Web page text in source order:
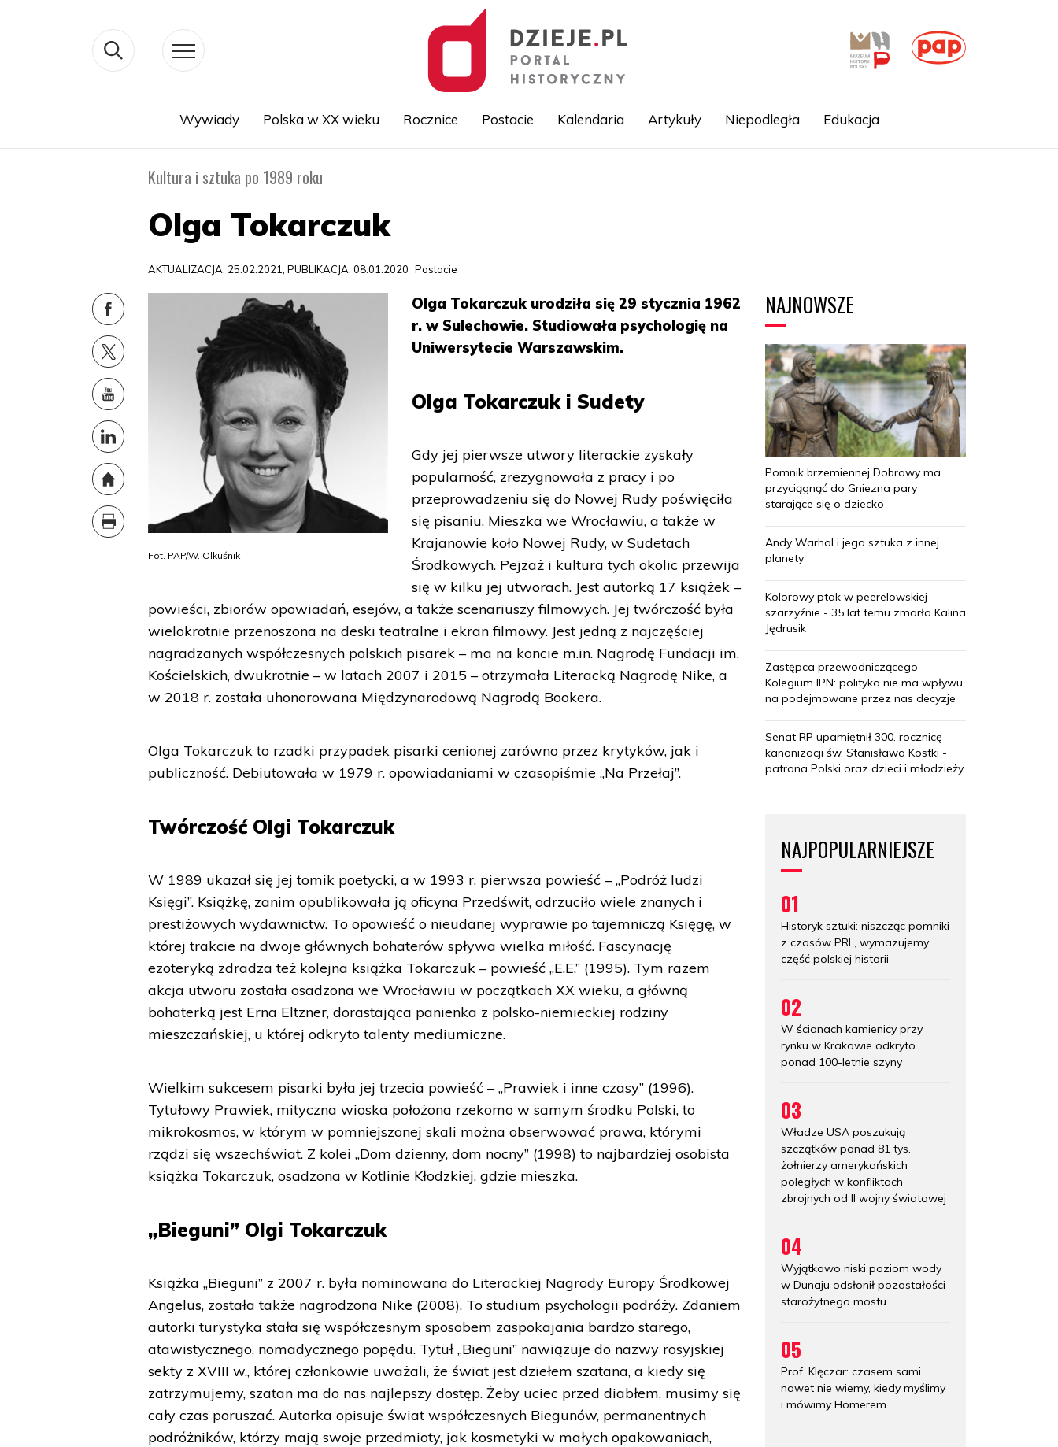
Wywiady Polska w XX wieku Rocznice Postacie Kalendaria Artykuły Niepodległa Edukacja
Kultura i sztuka po 1989 roku
Olga Tokarczuk
AKTUALIZACJA: 25.02.2021, PUBLIKACJA: 08.01.2020 Postacie
Fot. PAP/W. Olkuśnik
Olga Tokarczuk urodziła się 29 stycznia 1962
r. w Sulechowie. Studiowała psychologię na
Uniwersytecie Warszawskim.
Olga Tokarczuk i Sudety
Gdy jej pierwsze utwory literackie zyskały
popularność, zrezygnowała z pracy i po
przeprowadzeniu się do Nowej Rudy poświęciła
się pisaniu. Mieszka we Wrocławiu, a także w
Krajanowie koło Nowej Rudy, w Sudetach
Środkowych. Pejzaż i kultura tych okolic przewija
się w kilku jej utworach. Jest autorką 17 książek –
powieści, zbiorów opowiadań, esejów, a także scenariuszy filmowych. Jej twórczość była
wielokrotnie przenoszona na deski teatralne i ekran filmowy. Jest jedną z najczęściej
nagradzanych współczesnych polskich pisarek – ma na koncie m.in. Nagrodę Fundacji im.
Kościelskich, dwukrotnie – w latach 2007 i 2015 – otrzymała Literacką Nagrodę Nike, a
w 2018 r. została uhonorowana Międzynarodową Nagrodą Bookera.
Olga Tokarczuk to rzadki przypadek pisarki cenionej zarówno przez krytyków, jak i
publiczność. Debiutowała w 1979 r. opowiadaniami w czasopiśmie „Na Przełaj”.
Twórczość Olgi Tokarczuk
W 1989 ukazał się jej tomik poetycki, a w 1993 r. pierwsza powieść – „Podróż ludzi
Księgi”. Książkę, zanim opublikowała ją oficyna Przedświt, odrzuciło wiele znanych i
prestiżowych wydawnictw. To opowieść o nieudanej wyprawie po tajemniczą Księgę, w
której trakcie na dwoje głównych bohaterów spływa wielka miłość. Fascynację
ezoteryką zdradza też kolejna książka Tokarczuk – powieść „E.E.” (1995). Tym razem
akcja utworu została osadzona we Wrocławiu w początkach XX wieku, a główną
bohaterką jest Erna Eltzner, dorastająca panienka z polsko-niemieckiej rodziny
mieszczańskiej, u której odkryto talenty mediumiczne.
Wielkim sukcesem pisarki była jej trzecia powieść – „Prawiek i inne czasy” (1996).
Tytułowy Prawiek, mityczna wioska położona rzekomo w samym środku Polski, to
mikrokosmos, w którym w pomniejszonej skali można obserwować prawa, którymi
rządzi się wszechświat. Z kolei „Dom dzienny, dom nocny” (1998) to najbardziej osobista
książka Tokarczuk, osadzona w Kotlinie Kłodzkiej, gdzie mieszka.
„Bieguni” Olgi Tokarczuk
Książka „Bieguni” z 2007 r. była nominowana do Literackiej Nagrody Europy Środkowej
Angelus, została także nagrodzona Nike (2008). To studium psychologii podróży. Zdaniem
autorki turystyka stała się współczesnym sposobem zaspokajania bardzo starego,
atawistycznego, nomadycznego popędu. Tytuł „Bieguni” nawiązuje do nazwy rosyjskiej
sekty z XVIII w., której członkowie uważali, że świat jest dziełem szatana, a kiedy się
zatrzymujemy, szatan ma do nas najlepszy dostęp. Żeby uciec przed diabłem, musimy się
cały czas poruszać. Autorka opisuje świat współczesnych Biegunów, permanentnych
podróżników, którzy mają swoje przedmioty, jak kosmetyki w małych opakowaniach,
NAJNOWSZE
Pomnik brzemiennej Dobrawy ma
przyciągnąć do Gniezna pary
starające się o dziecko
Andy Warhol i jego sztuka z innej
planety
Kolorowy ptak w peerelowskiej
szarzyźnie - 35 lat temu zmarła Kalina
Jędrusik
Zastępca przewodniczącego
Kolegium IPN: polityka nie ma wpływu
na podejmowane przez nas decyzje
Senat RP upamiętnił 300. rocznicę
kanonizacji św. Stanisława Kostki -
patrona Polski oraz dzieci i młodzieży
NAJPOPULARNIEJSZE
01
Historyk sztuki: niszcząc pomniki
z czasów PRL, wymazujemy
część polskiej historii
02
W ścianach kamienicy przy
rynku w Krakowie odkryto
ponad 100-letnie szyny
03
Władze USA poszukują
szczątków ponad 81 tys.
żołnierzy amerykańskich
poległych w konfliktach
zbrojnych od II wojny światowej
04
Wyjątkowo niski poziom wody
w Dunaju odsłonił pozostałości
starożytnego mostu
05
Prof. Klęczar: czasem sami
nawet nie wiemy, kiedy myślimy
i mówimy Homerem